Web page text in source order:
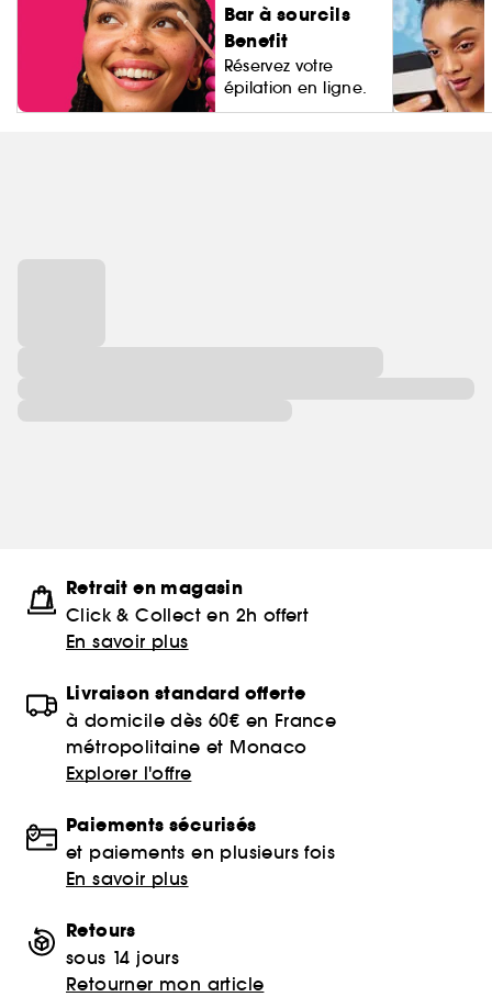
Bar à sourcils
Benefit
Réservez votre
épilation en ligne.
Retrait en magasin
Click & Collect en 2h offert
En savoir plus
Livraison standard offerte
à domicile dès 60€ en France
métropolitaine et Monaco
Explorer l'offre
Paiements sécurisés
et paiements en plusieurs fois
En savoir plus
Retours
sous 14 jours
Retourner mon article